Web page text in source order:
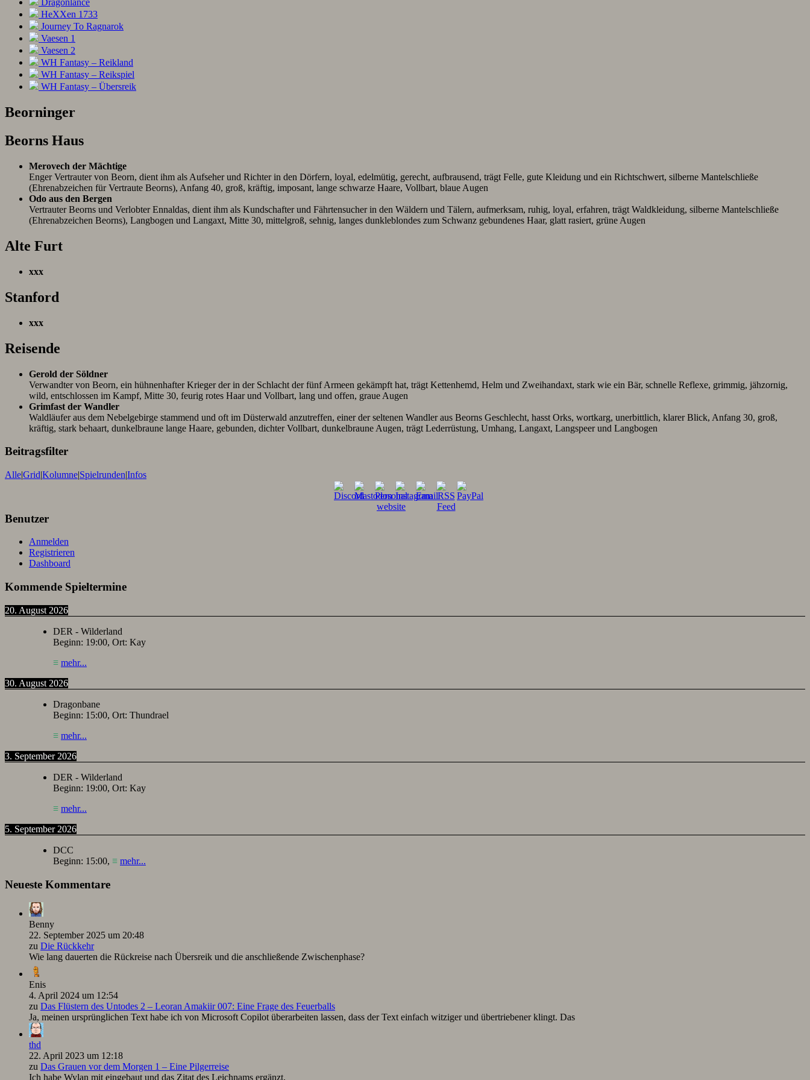
Dragonlance
HeXXen 1733
Journey To Ragnarok
Vaesen 1
Vaesen 2
WH Fantasy – Reikland
WH Fantasy – Reikspiel
WH Fantasy – Übersreik
Beorninger
Beorns Haus
Merovech der Mächtige
Enger Vertrauter von Beorn, dient ihm als Aufseher und Richter in den Dörfern, loyal, edelmütig, gerecht, aufbrausend, trägt Felle, gute Kleidung und ein Richtschwert, silberne Mantelschließe
(Ehrenabzeichen für Vertraute Beorns), Anfang 40, groß, kräftig, imposant, lange schwarze Haare, Vollbart, blaue Augen
Odo aus den Bergen
Vertrauter Beorns und Verlobter Ennaldas, dient ihm als Kundschafter und Fährtensucher in den Wäldern und Tälern, aufmerksam, ruhig, loyal, erfahren, trägt Waldkleidung, silberne Mantelschließe
(Ehrenabzeichen Beorns), Langbogen und Langaxt, Mitte 30, mittelgroß, sehnig, langes dunkleblondes zum Schwanz gebundenes Haar, glatt rasiert, grüne Augen
Alte Furt
xxx
Stanford
xxx
Reisende
Gerold der Söldner
Verwandter von Beorn, ein hühnenhafter Krieger der in der Schlacht der fünf Armeen gekämpft hat, trägt Kettenhemd, Helm und Zweihandaxt, stark wie ein Bär, schnelle Reflexe, grimmig, jähzornig,
wild, entschlossen im Kampf, Mitte 30, feurig rotes Haar und Vollbart, lang und offen, graue Augen
Grimfast der Wandler
Waldläufer aus dem Nebelgebirge stammend und oft im Düsterwald anzutreffen, einer der seltenen Wandler aus Beorns Geschlecht, hasst Orks, wortkarg, unerbittlich, klarer Blick, Anfang 30, groß,
kräftig, stark behaart, dunkelbraune lange Haare, gebunden, dichter Vollbart, dunkelbraune Augen, trägt Lederrüstung, Umhang, Langaxt, Langspeer und Langbogen
Beitragsfilter
Alle|Grid|Kolumne|Spielrunden|Infos
Benutzer
Anmelden
Registrieren
Dashboard
Kommende Spieltermine
20. August 2026
DER - Wilderland
Beginn: 19:00, Ort: Kay
≡ mehr...
30. August 2026
Dragonbane
Beginn: 15:00, Ort: Thundrael
≡ mehr...
3. September 2026
DER - Wilderland
Beginn: 19:00, Ort: Kay
≡ mehr...
5. September 2026
DCC
Beginn: 15:00, ≡ mehr...
Neueste Kommentare
Benny
22. September 2025 um 20:48
zu Die Rückkehr
Wie lang dauerten die Rückreise nach Übersreik und die anschließende Zwischenphase?
Enis
4. April 2024 um 12:54
zu Das Flüstern des Untodes 2 – Leoran Amakiir 007: Eine Frage des Feuerballs
Ja, meinen ursprünglichen Text habe ich von Microsoft Copilot überarbeiten lassen, dass der Text einfach witziger und übertriebener klingt. Das
thd
22. April 2023 um 12:18
zu Das Grauen vor dem Morgen 1 – Eine Pilgerreise
Ich habe Wylan mit eingebaut und das Zitat des Leichnams ergänzt.